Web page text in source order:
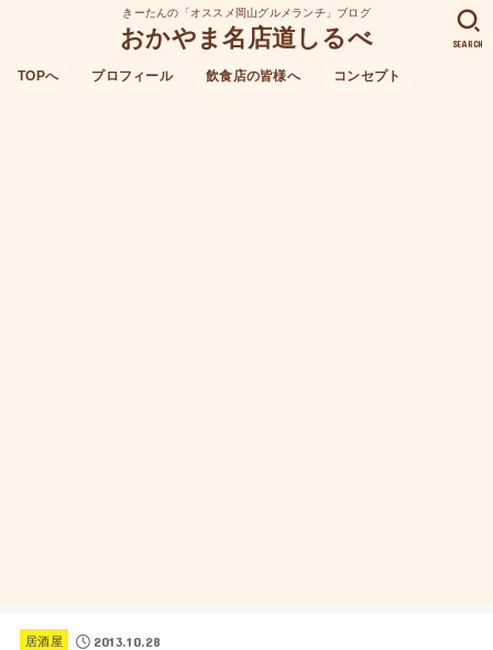
きーたんの「オススメ岡山グルメランチ」ブログ
おかやま名店道しるべ
TOPへ プロフィール 飲食店の皆様へ コンセプト
SEARCH
居酒屋 2013.10.28